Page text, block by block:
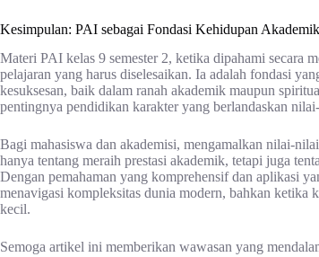
Kesimpulan: PAI sebagai Fondasi Kehidupan
Materi PAI kelas 9 semester 2, ketika dipahami secara
pelajaran yang harus diselesaikan. Ia adalah fondasi
kesuksesan, baik dalam ranah akademik maupun
pentingnya pendidikan karakter yang berlandaskan
Bagi mahasiswa dan akademisi, mengamalkan nilai-
hanya tentang meraih prestasi akademik, tetapi juga
Dengan pemahaman yang komprehensif dan aplikasi
menavigasi kompleksitas dunia modern, bahkan ketika
kecil.
Semoga artikel ini memberikan wawasan yang